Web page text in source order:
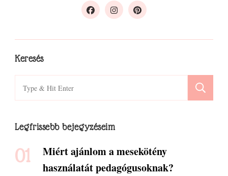
Keresés
Search
for:
Legfrissebb bejegyzéseim
Miért ajánlom a mesekötény
használatát pedagógusoknak?